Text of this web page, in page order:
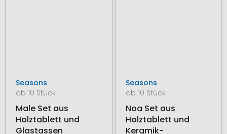
Seasons
ab 10 Stück
Male Set aus
Holztablett und
Glastassen
Seasons
ab 10 Stück
Noa Set aus
Holztablett und
Keramik-